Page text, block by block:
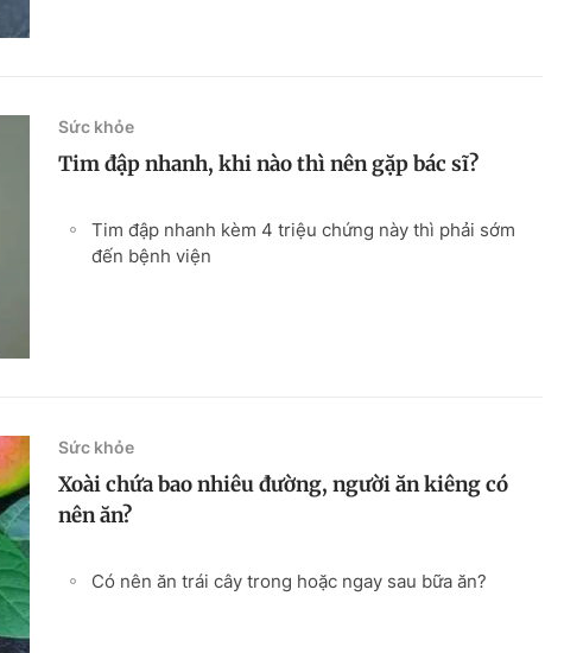
Sức khỏe
Tim đập nhanh, khi nào thì nên gặp bác sĩ?
Tim đập nhanh kèm 4 triệu chứng này thì phải sớm
đến bệnh viện
Sức khỏe
Xoài chứa bao nhiêu đường, người ăn kiêng có
nên ăn?
Có nên ăn trái cây trong hoặc ngay sau bữa ăn?